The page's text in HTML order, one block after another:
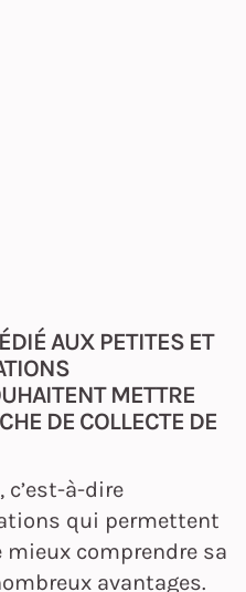
AUX PETITES ET
METTRE
DE COLLECTE DE
à-dire
qui permettent
comprendre sa
avantages.